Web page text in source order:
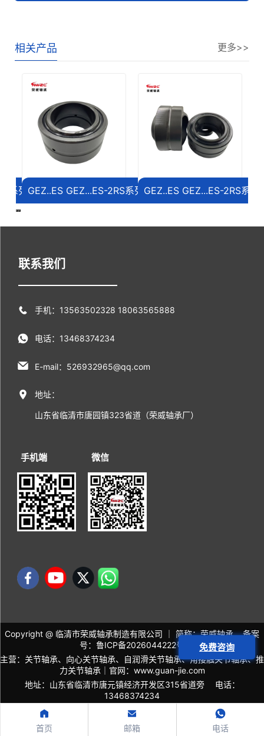
免费咨询
相关产品 更多>>
系列关节轴承
GEZ..ES GEZ...ES-2RS系列关节轴承GEZ..ES GEZ...ES-2RS系列
联系我们
手机：13563502328 18063565888
电话：13468374234
E-mail：526932965@qq.com
地址：
山东省临清市唐园镇323省道（荣威轴承厂）
手机端 微信
Copyright @ 临清市荣威轴承制造有限公司 ｜ 简称：荣威轴承 备案
号： 鲁ICP备2026044222号
主营：关节轴承、向心关节轴承、自润滑关节轴承、角接触关节轴承、推
力关节轴承｜官网： www.guan-jie.com
地址：山东省临清市唐元镇经济开发区315省道旁 电话：
13468374234
首页 邮箱 电话